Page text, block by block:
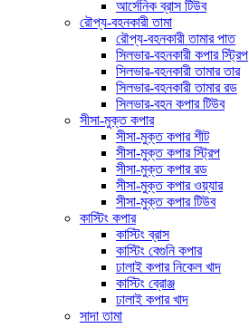
আর্সেনিক ব্রাস টিউব
রৌপ্য-বহনকারী তামা
রৌপ্য-বহনকারী তামার পাত
সিলভার-বহনকারী কপার স্ট্রিপ
সিলভার-বহনকারী তামার তার
সিলভার-বহনকারী তামার রড
সিলভার-বহন কপার টিউব
সীসা-মুক্ত কপার
সীসা-মুক্ত কপার শীট
সীসা-মুক্ত কপার স্ট্রিপ
সীসা-মুক্ত কপার রড
সীসা-মুক্ত কপার ওয়্যার
সীসা-মুক্ত কপার টিউব
কাস্টিং কপার
কাস্টিং ব্রাস
কাস্টিং বেগুনি কপার
ঢালাই কপার নিকেল খাদ
কাস্টিং ব্রোঞ্জ
ঢালাই কপার খাদ
সাদা তামা